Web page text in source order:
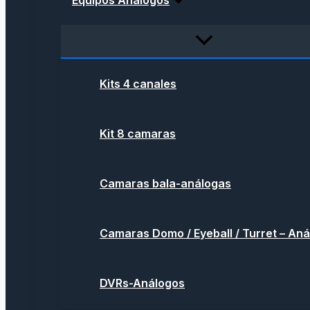
Kits 4 canales
Kit 8 camaras
Camaras bala-análogas
Camaras Domo / Eyeball / Turret –
DVRs-Análogos